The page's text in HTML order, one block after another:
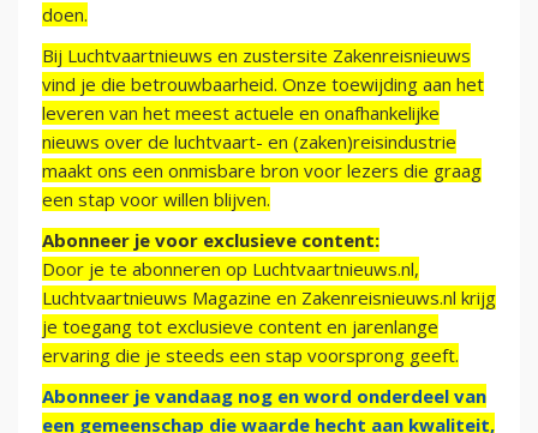
doen.
Bij Luchtvaartnieuws en zustersite Zakenreisnieuws
vind je die betrouwbaarheid. Onze toewijding aan het
leveren van het meest actuele en onafhankelijke
nieuws over de luchtvaart- en (zaken)reisindustrie
maakt ons een onmisbare bron voor lezers die graag
een stap voor willen blijven.
Abonneer je voor exclusieve content:
Door je te abonneren op Luchtvaartnieuws.nl,
Luchtvaartnieuws Magazine en Zakenreisnieuws.nl krijg
je toegang tot exclusieve content en jarenlange
ervaring die je steeds een stap voorsprong geeft.
Abonneer je vandaag nog en word onderdeel van
een gemeenschap die waarde hecht aan kwaliteit,